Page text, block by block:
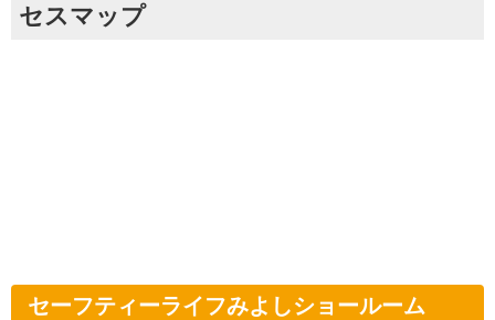
セスマップ
セーフティーライフみよしショールーム